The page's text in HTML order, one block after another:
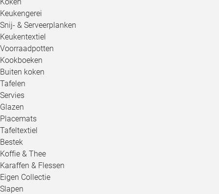
Keukengerei
Snij- & Serveerplanken
Keukentextiel
Voorraadpotten
Kookboeken
Buiten koken
Tafelen
Servies
Glazen
Placemats
Tafeltextiel
Bestek
Koffie & Thee
Karaffen & Flessen
Eigen Collectie
Slapen